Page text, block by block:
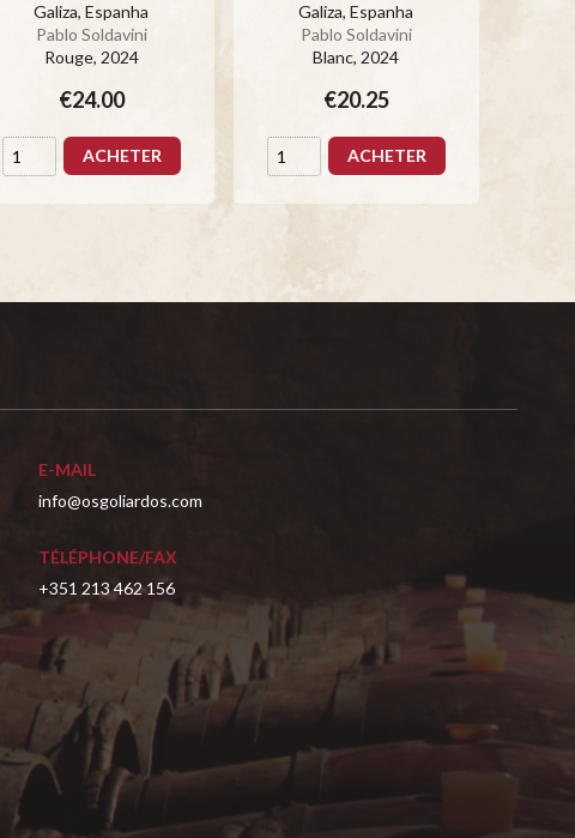
Galiza, Espanha
Pablo Soldavini
Rouge, 2024
€24.00
ACHETER
Galiza, Espanha
Pablo Soldavini
Blanc, 2024
€20.25
ACHETER
E-MAIL
info@osgoliardos.com
TÉLÉPHONE/FAX
+351 213 462 156